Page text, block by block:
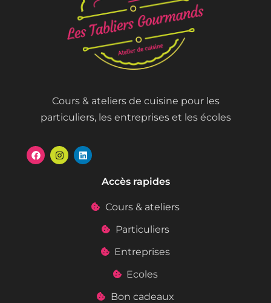
Cours & ateliers de cuisine pour les
particuliers, les entreprises et les écoles
Accès rapides
Cours & ateliers
Particuliers
Entreprises
Ecoles
Bon cadeaux